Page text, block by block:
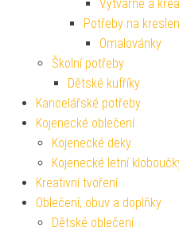
Výtvarné a
Potřeby na
Omalovánky
Školní potřeby
Dětské kufříky
Kancelářské potřeby
Kojenecké oblečení
Kojenecké deky
Kojenecké letní
Kreativní tvoření
Oblečení, obuv a doplňky
Dětské oblečení